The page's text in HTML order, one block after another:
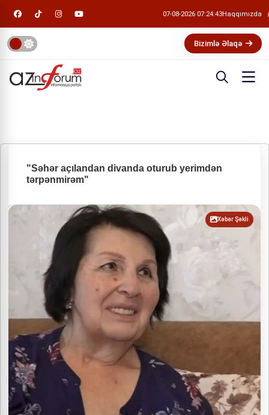
07-08-2026 07:24:43Haqqımızda
Bizimlə Əlaqə
"Səhər açılandan divanda oturub yerimdən
tərpənmirəm"
Xəbər Şəkli